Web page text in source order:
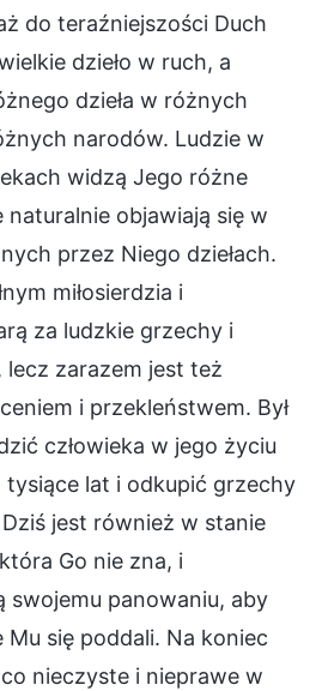
do teraźniejszości Duch
dzieło w ruch, a
dzieła w różnych
narodów. Ludzie w
widzą Jego różne
objawiają się w
przez Niego dziełach.
miłosierdzia i
za ludzkie grzechy i
zarazem jest też
i przekleństwem. Był
człowieka w jego życiu
tysiące lat i odkupić grzechy
jest również w stanie
Go nie zna, i
swojemu panowaniu, aby
Mu się poddali. Na koniec
nieczyste i nieprawe w